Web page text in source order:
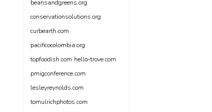
beansandgreens.org
conservationsolutions.org
curbearth.com
pacificocolombia.org
topfoodish.com hello-trove.com
pmigconference.com
lesleyreynolds.com
tomulrichphotos.com